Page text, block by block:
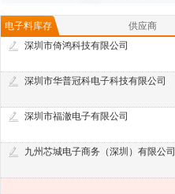
电子料库存 供应商
深圳市倚鸿科技有限公司
深圳市华普冠科电子科技有限公司
深圳市福澈电子有限公司
九州芯城电子商务（深圳）有限公司